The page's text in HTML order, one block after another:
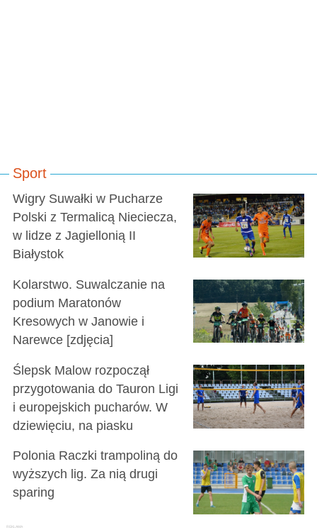
Sport
Wigry Suwałki w Pucharze
Polski z Termalicą Nieciecza,
w lidze z Jagiellonią II
Białystok
Kolarstwo. Suwalczanie na
podium Maratonów
Kresowych w Janowie i
Narewce [zdjęcia]
Ślepsk Malow rozpoczął
przygotowania do Tauron Ligi
i europejskich pucharów. W
dziewięciu, na piasku
Polonia Raczki trampoliną do
wyższych lig. Za nią drugi
sparing